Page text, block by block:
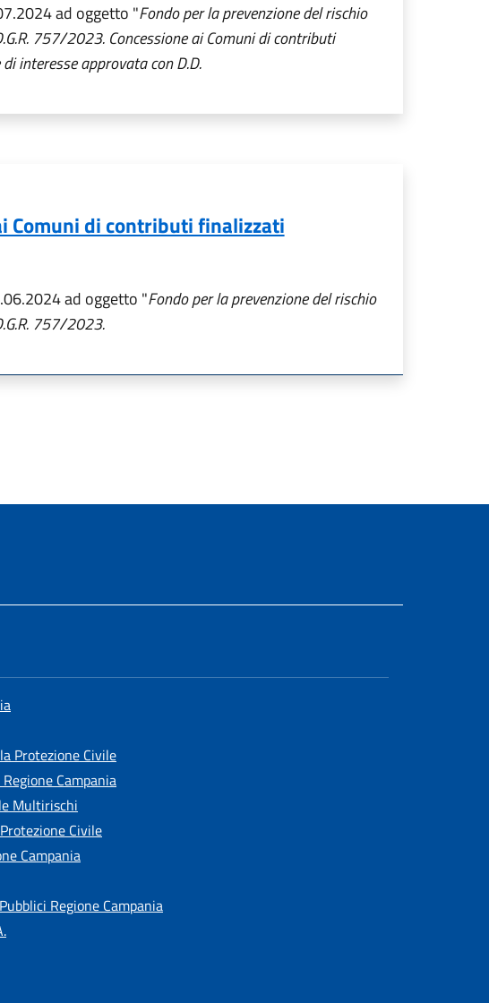
ad oggetto "Fondo per la prevenzione del rischio
757/2023. Concessione ai Comuni di contributi
interesse approvata con D.D.
Comuni di contributi finalizzati
ad oggetto "Fondo per la prevenzione del rischio
757/2023.
successiva
Protezione Civile
Campania
Multirischi
Civile
Campania
Regione Campania